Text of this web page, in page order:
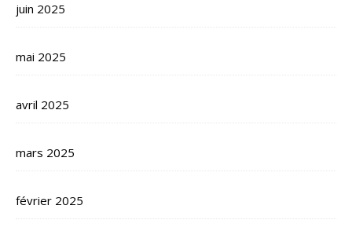
juin 2025
mai 2025
avril 2025
mars 2025
février 2025